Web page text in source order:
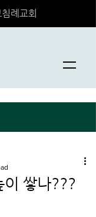
례교회
이 쌓나???
stars.